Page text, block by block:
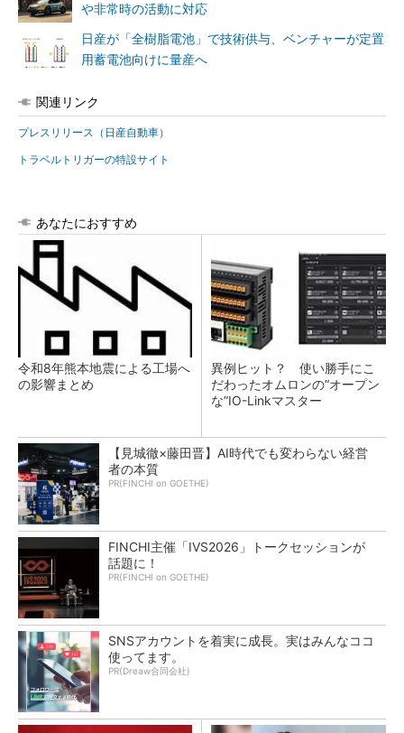
や非常時の活動に対応
日産が「全樹脂電池」で技術供与、ベンチャーが定置
用蓄電池向けに量産へ
関連リンク
プレスリリース（日産自動車）
トラベルトリガーの特設サイト
あなたにおすすめ
令和8年熊本地震による工場へ
の影響まとめ
異例ヒット？ 使い勝手にこ
だわったオムロンの“オープン
な”IO-Linkマスター
【見城徹×藤田晋】AI時代でも変わらない経営
者の本質
PR(FINCHI on GOETHE)
FINCHI主催「IVS2026」トークセッションが
話題に！
PR(FINCHI on GOETHE)
SNSアカウントを着実に成長。実はみんなココ
使ってます。
PR(Dreaw合同会社)